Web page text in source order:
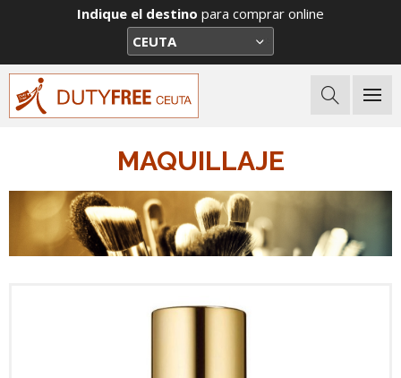
Indique el destino para comprar online
MAQUILLAJE